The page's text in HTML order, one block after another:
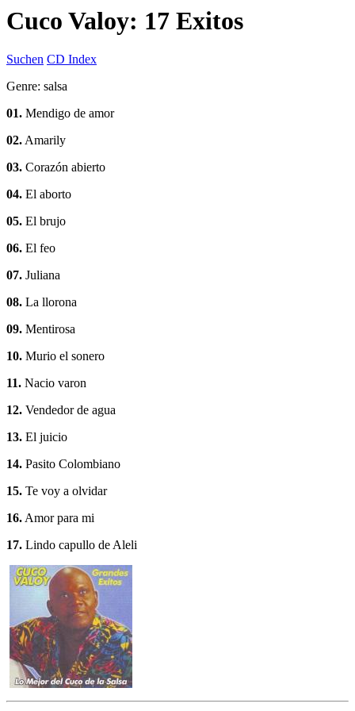
Cuco Valoy: 17 Exitos
Suchen CD Index
Genre: salsa
01. Mendigo de amor
02.Amarily
03. Corazón abierto
04. El aborto
05. El brujo
06. El feo
07. Juliana
08. La llorona
09. Mentirosa
10. Murio el sonero
11. Nacio varon
12. Vendedor de agua
13. El juicio
14. Pasito Colombiano
15. Te voy a olvidar
16.Amor para mi
17. Lindo capullo de Aleli